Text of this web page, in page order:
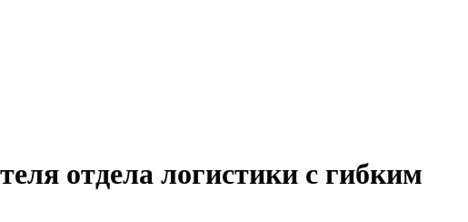
отдела логистики с гибким